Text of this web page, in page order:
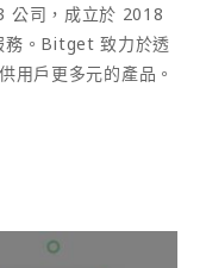
公司，成立於 2018
務。Bitget 致力於透
用戶更多元的產品。